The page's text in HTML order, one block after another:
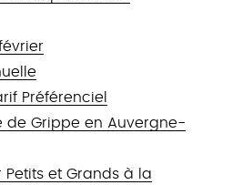
Préférenciel
de Grippe en Auvergne-
et Grands à la